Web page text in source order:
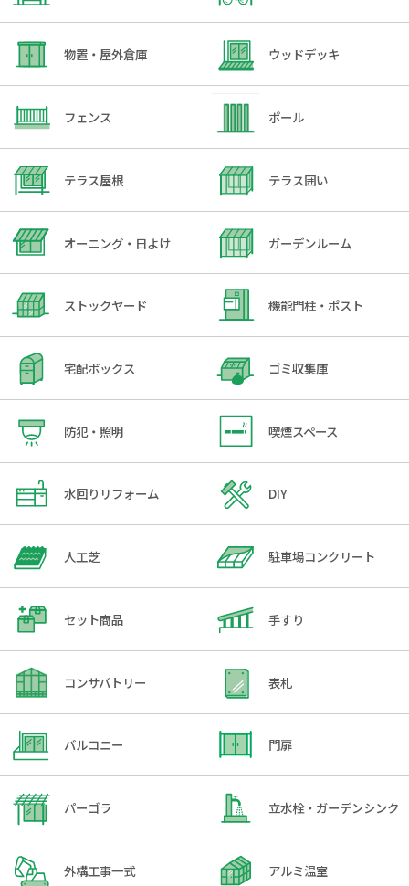
物置・屋外倉庫 ウッドデッキ
フェンス ポール
テラス屋根 テラス囲い
オーニング・日よけ ガーデンルーム
ストックヤード 機能門柱・ポスト
宅配ボックス ゴミ収集庫
防犯・照明 喫煙スペース
水回りリフォーム DIY
人工芝 駐車場コンクリート
セット商品 手すり
コンサバトリー 表札
バルコニー 門扉
パーゴラ 立水栓・ガーデンシンク
外構工事一式 アルミ温室